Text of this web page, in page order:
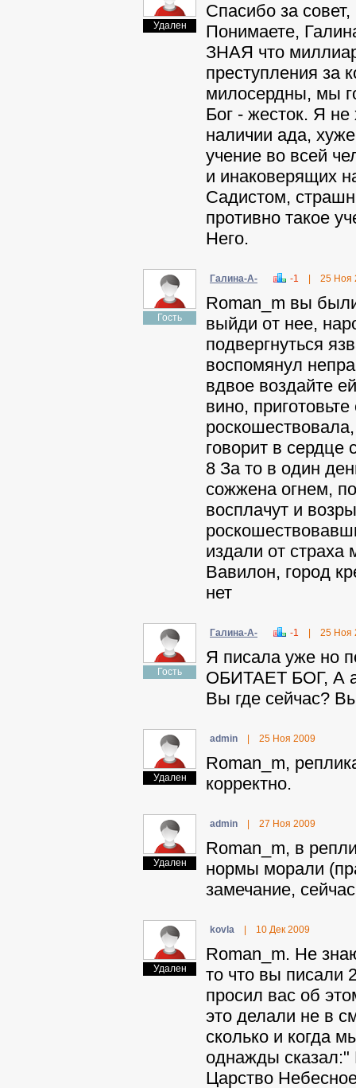
Удален
Спасибо за
Понимаете,
ЗНАЯ что
преступления за
милосердны, мы
Бог - жесток. Я
наличии ада,
учение во всей
и инаковерящих
Садистом,
противно такое
Него.
Гость
Гaлинa-A- -1 25 Ноя
Roman_m вы
выйди от нее,
подвергнуться
воспомянул
вдвое воздайте
вино,
говорит в
8 За то в один
сожжена огнем,
восплачут и
издали от страха
Вавилон, город
нет
Гость
Гaлинa-A- -1 25 Ноя
Я писала уже но
ОБИТАЕТ БОГ, А
Вы где сейчас?
Удален
admin 25 Ноя 2009
Roman_m,
корректно.
Удален
admin 27 Ноя 2009
Roman_m, в
нормы морали
замечание,
Удален
kovla 10 Дек 2009
Roman_m. Не
то что вы писали
просил вас об
это делали не в
сколько и когда
однажды сказал:"
Царство